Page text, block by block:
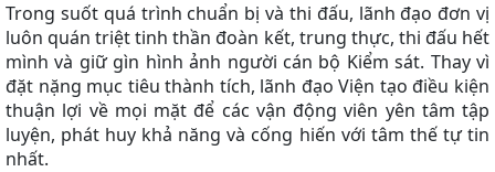
Trong suốt quá trình chuẩn bị và thi đấu, lãnh đạo đơn vị
luôn quán triệt tinh thần đoàn kết, trung thực, thi đấu hết
mình và giữ gìn hình ảnh người cán bộ Kiểm sát. Thay vì
đặt nặng mục tiêu thành tích, lãnh đạo Viện tạo điều kiện
thuận lợi về mọi mặt để các vận động viên yên tâm tập
luyện, phát huy khả năng và cống hiến với tâm thế tự tin
nhất.